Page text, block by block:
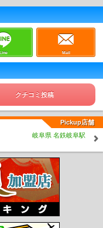
Line Mail
クチコミ投稿
Pickup店舗
岐阜県 名鉄岐阜駅